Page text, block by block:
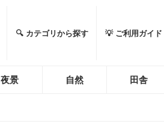
🔍 カテゴリから探す 💡 ご利用ガイド
夜景 自然 田舎